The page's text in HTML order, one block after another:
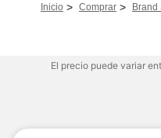
Inicio > Comprar > Brand
El precio puede variar